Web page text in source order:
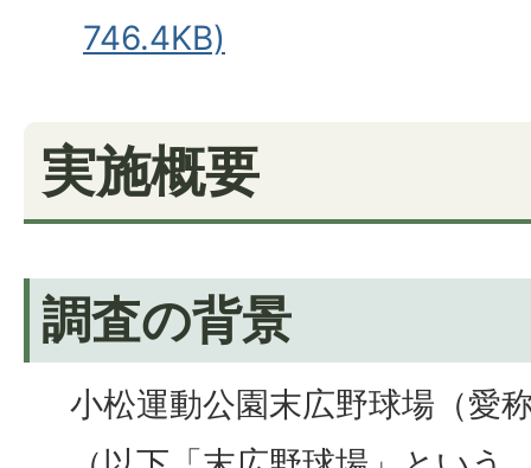
746.4KB)
実施概要
調査の背景
小松運動公園末広野球場（愛